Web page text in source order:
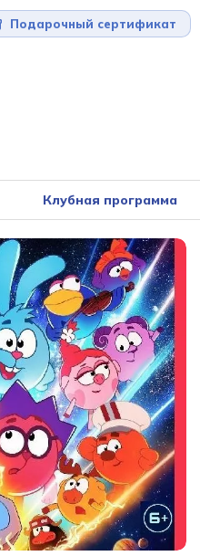
Подарочный сертификат
Клубная программа